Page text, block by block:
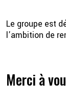
Le groupe est
l’ambition de
Merci à